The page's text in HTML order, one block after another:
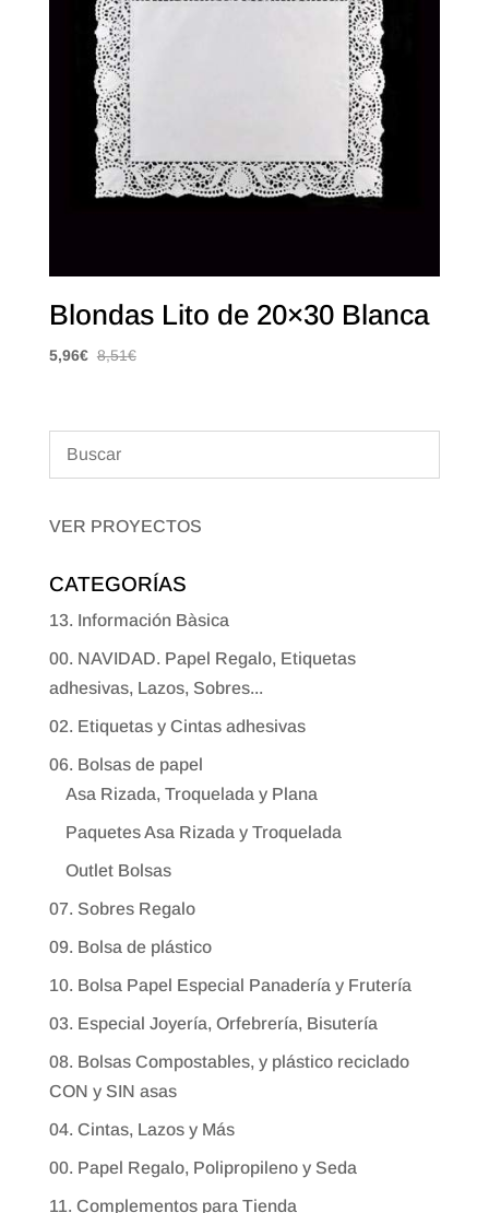
Blondas Lito de 20×30 Blanca
5,96€ 8,51€
VER PROYECTOS
CATEGORÍAS
13. Información Bàsica
00. NAVIDAD. Papel Regalo, Etiquetas
adhesivas, Lazos, Sobres...
02. Etiquetas y Cintas adhesivas
06. Bolsas de papel
Asa Rizada, Troquelada y Plana
Paquetes Asa Rizada y Troquelada
Outlet Bolsas
07. Sobres Regalo
09. Bolsa de plástico
10. Bolsa Papel Especial Panadería y Frutería
03. Especial Joyería, Orfebrería, Bisutería
08. Bolsas Compostables, y plástico reciclado
CON y SIN asas
04. Cintas, Lazos y Más
00. Papel Regalo, Polipropileno y Seda
11. Complementos para Tienda